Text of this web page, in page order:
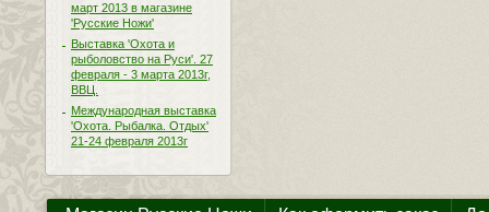
март 2013 в магазине
'Русские Ножи'
Выставка 'Охота и
рыболовство на Руси'. 27
февраля - 3 марта 2013г,
ВВЦ.
Международная выставка
'Охота. Рыбалка. Отдых'
21-24 февраля 2013г